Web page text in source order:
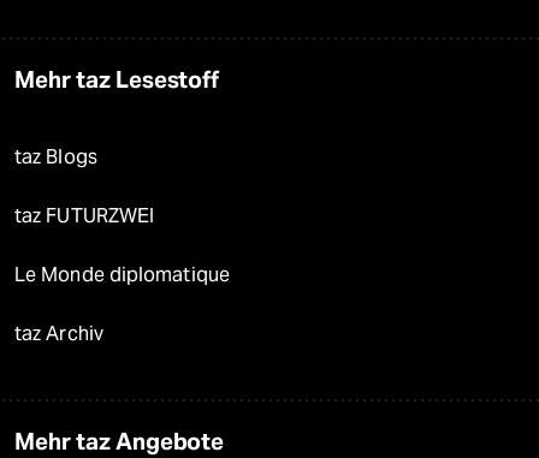
Mehr taz Lesestoff
taz Blogs
taz FUTURZWEI
Le Monde diplomatique
taz Archiv
Mehr taz Angebote